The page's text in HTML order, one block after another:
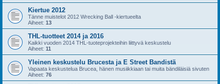
Kiertue 2012
Tänne muistelot 2012 Wrecking Ball -kiertueelta
Aiheet: 13
THL-tuotteet 2014 ja 2016
Kaikki vuoden 2014 THL-tuoteprojekteihin liittyvä keskustelu
Aiheet: 11
Yleinen keskustelu Brucesta ja E Street Bandistä
Vapaata keskustelua Brucea, hänen musiikkiaan tai muita bändiläisiä sivuten
Aiheet: 76